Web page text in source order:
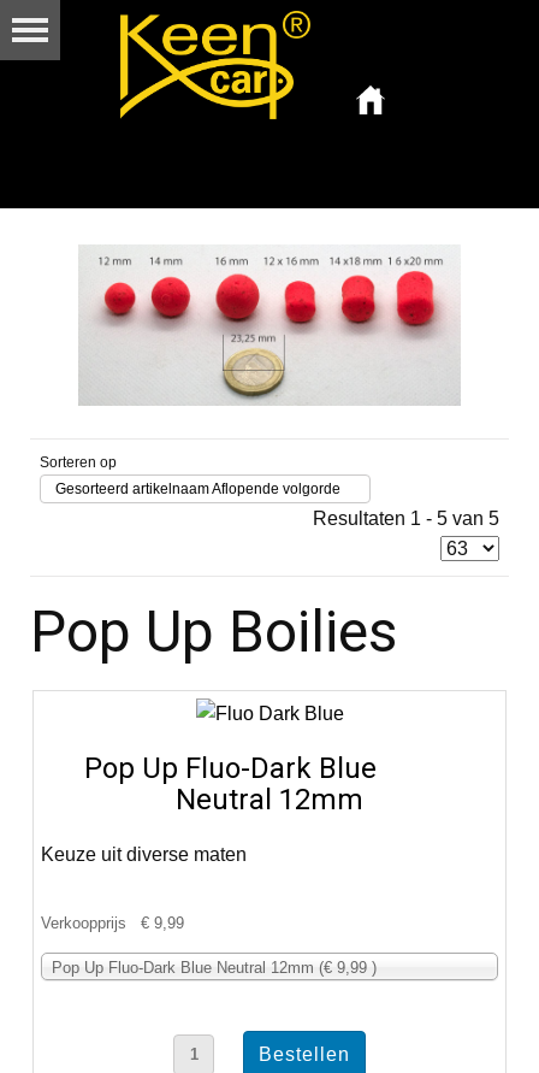
Sorteren op
Gesorteerd artikelnaam Aflopende volgorde
Resultaten 1 - 5 van 5
Pop Up Boilies
Pop Up Fluo-Dark Blue
Neutral 12mm
Keuze uit diverse maten
Verkoopprijs € 9,99
Pop Up Fluo-Dark Blue Neutral 12mm (€ 9,99 )